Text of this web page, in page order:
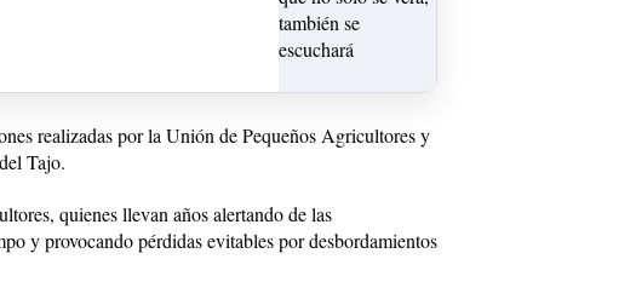
realizadas por la Unión de Pequeños Agricultores y
Tajo.
quienes llevan años alertando de las
y provocando pérdidas evitables por desbordamientos